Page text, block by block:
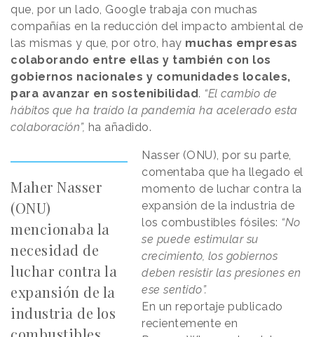
que, por un lado, Google trabaja con muchas
compañías en la reducción del impacto ambiental de
las mismas y que, por otro, hay muchas empresas
colaborando entre ellas y también con los
gobiernos nacionales y comunidades locales,
para avanzar en sostenibilidad. “El cambio de
hábitos que ha traído la pandemia ha acelerado esta
colaboración”, ha añadido.
Maher Nasser
(ONU)
mencionaba la
necesidad de
luchar contra la
expansión de la
industria de los
Nasser (ONU), por su parte,
comentaba que ha llegado el
momento de luchar contra la
expansión de la industria de
los combustibles fósiles: “No
se puede estimular su
crecimiento, los gobiernos
deben resistir las presiones en
ese sentido”.
En un reportaje publicado
recientemente en